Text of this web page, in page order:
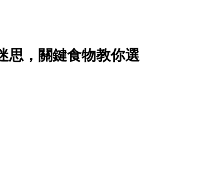
思，關鍵食物教你選